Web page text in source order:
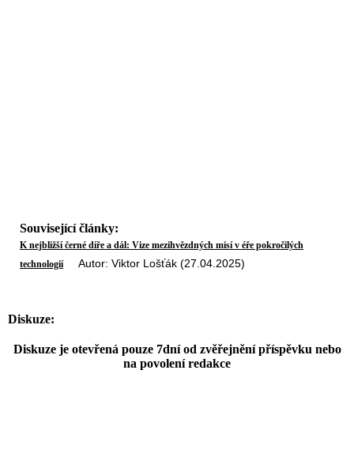
Související články:
K nejbližší černé díře a dál: Vize mezihvězdných misí v éře pokročilých
technologiíAutor: Viktor Lošťák (27.04.2025)
Diskuze:
Diskuze je otevřená pouze 7dní od zvěřejnění příspěvku nebo
na povolení redakce